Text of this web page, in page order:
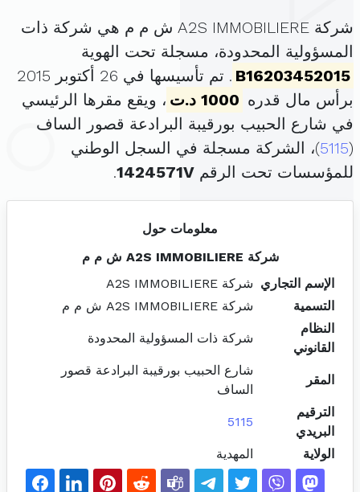
شركة A2S IMMOBILIERE ش م م هي شركة ذات
المسؤولية المحدودة، مسجلة تحت الهوية
B16203452015
. تم تأسيسها في 26 أكتوبر 2015
برأس مال قدره 1000 د.ت
، ويقع مقرها الرئيسي
في شارع الحبيب بورقيبة البرادعة قصور الساف
(
5115)، الشركة مسجلة في السجل الوطني
للمؤسسات تحت الرقم 1424571V
.
معلومات حول
شركة A2S IMMOBILIERE ش م م
الإسم التجاري شركة A2S IMMOBILIERE
التسمية
شركة A2S IMMOBILIERE ش م م
النظام
القانوني
شركة ذات المسؤولية المحدودة
المقر
شارع الحبيب بورقيبة البرادعة قصور
الساف
الترقيم
البريدي
5115
الولاية المهدية